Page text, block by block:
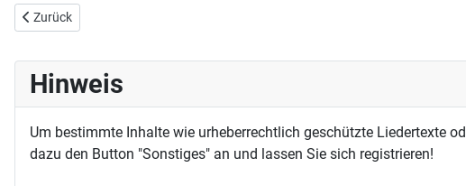
Vorheriger Beitrag: Kündlich groß ist das gottselige Geheimnis
Zurück
Hinweis
Um bestimmte Inhalte wie urheberrechtlich geschützte Liedertexte
dazu den Button "Sonstiges" an und lassen Sie sich registrieren!